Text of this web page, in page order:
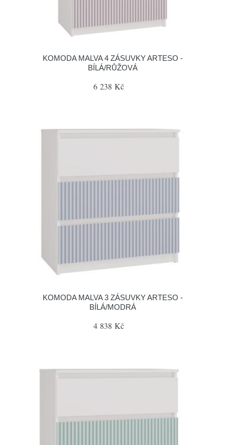
KOMODA MALVA 4 ZÁSUVKY ARTESO -
BÍLÁ/RŮŽOVÁ
6 238 Kč
KOMODA MALVA 3 ZÁSUVKY ARTESO -
BÍLÁ/MODRÁ
4 838 Kč